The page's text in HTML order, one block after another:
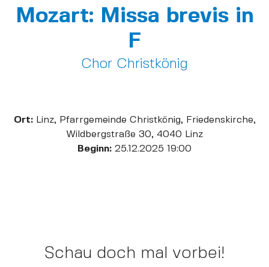
Mozart: Missa brevis in
F
Chor Christkönig
Ort: Linz, Pfarrgemeinde Christkönig, Friedenskirche,
Wildbergstraße 30, 4040 Linz
Beginn: 25.12.2025 19:00
Schau doch mal vorbei!